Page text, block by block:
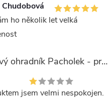
ho několik let velká
Pachový ohradník Pacholek - proti vysoké zvěři
jsem velmi nespokojen.